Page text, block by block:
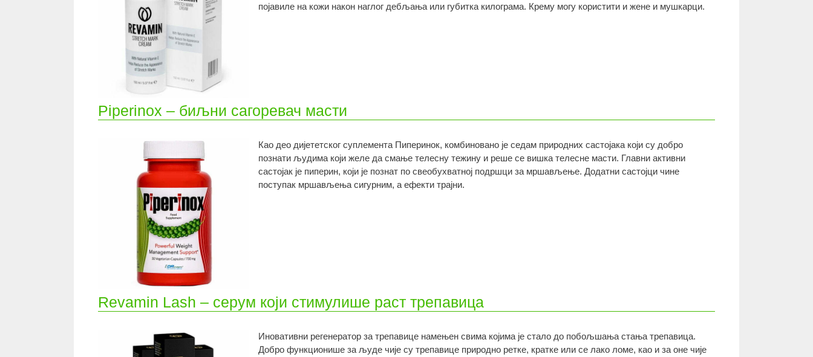
појавиле на кожи након наглог дебљања или губитка килограма. Крему могу користити и жене и мушкарци.
Piperinox – биљни сагоревач масти
Као део дијететског суплемента Пиперинок, комбиновано је седам природних састојака који су добро
познати људима који желе да смање телесну тежину и реше се вишка телесне масти. Главни активни
састојак је пиперин, који је познат по свеобухватној подршци за мршављење. Додатни састојци чине
поступак мршављења сигурним, а ефекти трајни.
Revamin Lash – серум који стимулише раст трепавица
Иновативни регенератор за трепавице намењен свима којима је стало до побољшања стања трепавица.
Добро функционише за људе чије су трепавице природно ретке, кратке или се лако ломе, као и за оне чије